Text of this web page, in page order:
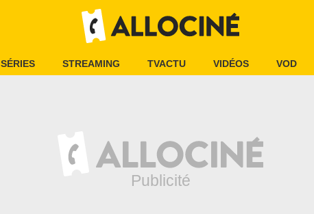
SÉRIES STREAMING TVACTU VIDÉOS VOD